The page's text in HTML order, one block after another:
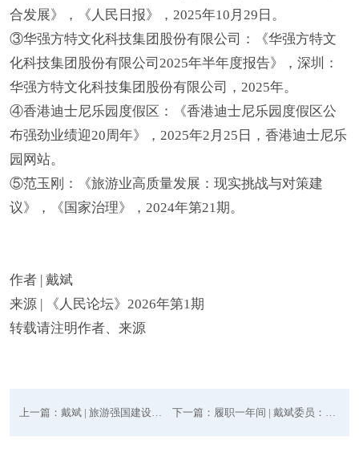
合发展》，《人民日报》，2025年10月29日。
③华强方特文化科技集团股份有限公司：《华强方特文
化科技集团股份有限公司2025年半年度报告》，深圳：
华强方特文化科技集团股份有限公司，2025年。
④香港迪士尼乐园度假区：《香港迪士尼乐园度假区公
布强劲业绩迎20周年》，2025年2月25日，香港迪士尼乐
园网站。
⑤范玉刚：《旅游业高质量发展：现实挑战与对策建
议》，《国家治理》，2024年第21期。
作者 | 戴斌
来源 | 《 人民论坛》 2026年第1期
转载请注明作者、来源
上一篇：戴斌 | 旅游强国建设的战略考量和优先任务